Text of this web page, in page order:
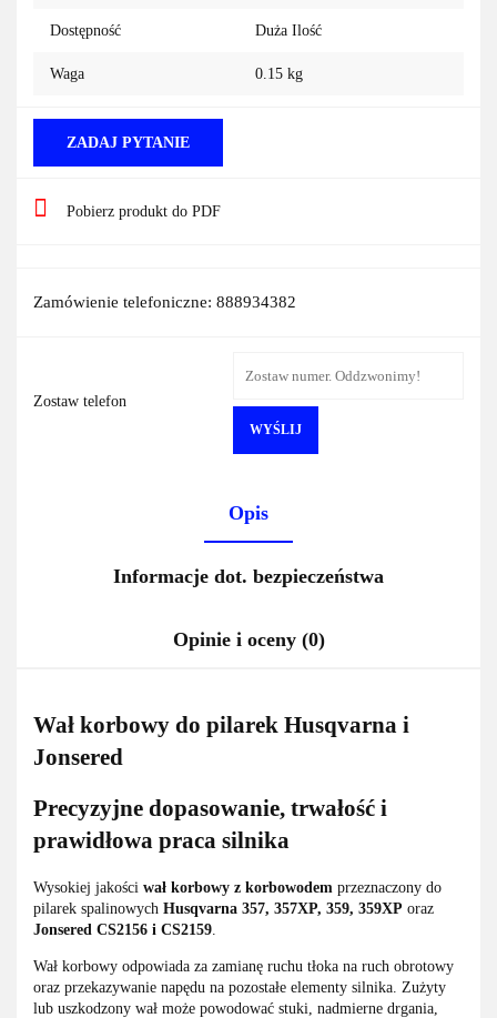
Dostępność Duża Ilość
Waga 0.15 kg
ZADAJ PYTANIE
Pobierz produkt do PDF
Zamówienie telefoniczne: 888934382
Zostaw telefon
WYŚLIJ
Opis
Informacje dot. bezpieczeństwa
Opinie i oceny (0)
Wał korbowy do pilarek Husqvarna i
Jonsered
Precyzyjne dopasowanie, trwałość i
prawidłowa praca silnika
Wysokiej jakości wał korbowy z korbowodem przeznaczony do
pilarek spalinowych Husqvarna 357, 357XP, 359, 359XP oraz
Jonsered CS2156 i CS2159
Wał korbowy odpowiada za zamianę ruchu tłoka na ruch obrotowy
oraz przekazywanie napędu na pozostałe elementy silnika. Zużyty
lub uszkodzony wał może powodować stuki, nadmierne drgania,